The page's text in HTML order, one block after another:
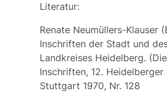
Literatur:
Renate Neumüllers-Klauser
Inschriften der Stadt und
Landkreises Heidelberg.
Inschriften, 12. Heidelberger
Stuttgart 1970, Nr. 128